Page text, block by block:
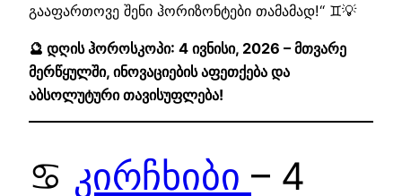
გააფართოვე შენი ჰორიზონტები თამამად!“ ♊💡
🔮 დღის ჰოროსკოპი: 4 ივნისი, 2026 – მთვარე
მერწყულში, ინოვაციების აფეთქება და
აბსოლუტური თავისუფლება!
♋ კირჩხიბი – 4